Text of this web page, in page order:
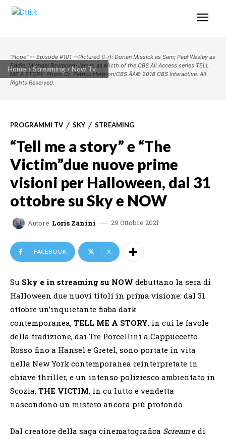
Home Streaming Now Tv
"Hope" -- Episode #101 --Pictured (l-r): Dorian Missick as Sam; Paul Wesley as
Eddie; Michael Raymond-James as Micth of the CBS All Access series TELL
ME A STORY. Photo Cr: Patrick Harbron/CBS ÃÂ© 2018 CBS Interactive. All
Rights Reserved.
PROGRAMMI TV SKY STREAMING
“Tell me a story” e “The
Victim”due nuove prime
visioni per Halloween, dal 31
ottobre su Sky e NOW
Autore Loris Zanini 29 Ottobre 2021
FACEBOOK X
Su Sky e in streaming su NOW debuttano la sera di
Halloween due nuovi titoli in prima visione: dal 31
ottobre un’inquietante fiaba dark
contemporanea, TELL ME A STORY, in cui le favole
della tradizione, dai Tre Porcellini a Cappuccetto
Rosso fino a Hansel e Gretel, sono portate in vita
nella New York contemporanea reinterpretate in
chiave thriller, e un intenso poliziesco ambientato in
Scozia, THE VICTIM, in cu lutto e vendetta
nascondono un mistero ancora più profondo.
Dal creatore della saga cinematografica Scream e di